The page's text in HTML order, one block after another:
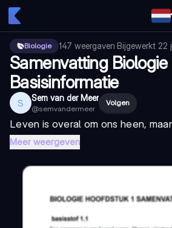
Biologie 147 weergaven·Bijgewerkt 22
Samenvatting
Basisinformatie
S Sem van der Meer
@semvandermeer
Volgen
Leven is overal om ons heen,
Meer weergeven